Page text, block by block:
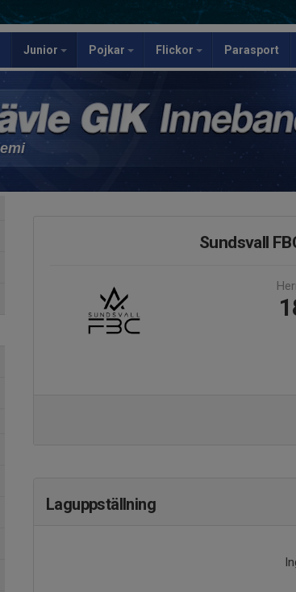
Junior Pojkar Flickor Parasport
Sundsvall
Laguppställning